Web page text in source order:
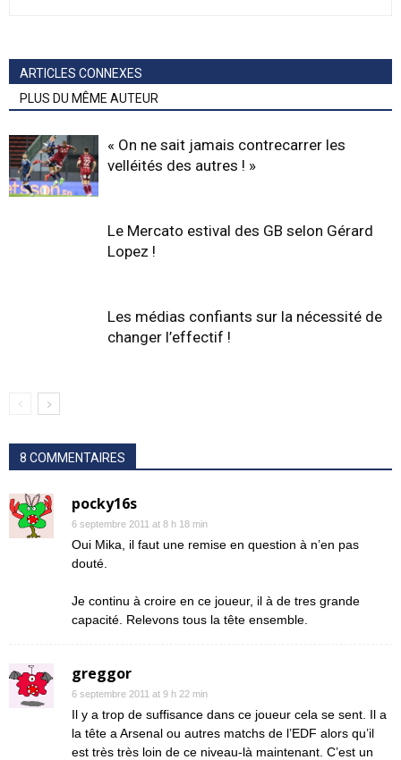
ARTICLES CONNEXES
PLUS DU MÊME AUTEUR
« On ne sait jamais contrecarrer les
velléités des autres ! »
Le Mercato estival des GB selon Gérard
Lopez !
Les médias confiants sur la nécessité de
changer l’effectif !
8 COMMENTAIRES
pocky16s
6 septembre 2011 at 8 h 18 min
Oui Mika, il faut une remise en question à n’en pas
douté.
Je continu à croire en ce joueur, il à de tres grande
capacité. Relevons tous la tête ensemble.
greggor
6 septembre 2011 at 9 h 22 min
Il y a trop de suffisance dans ce joueur cela se sent. Il a
la tête a Arsenal ou autres matchs de l’EDF alors qu’il
est très très loin de ce niveau-là maintenant. C’est un